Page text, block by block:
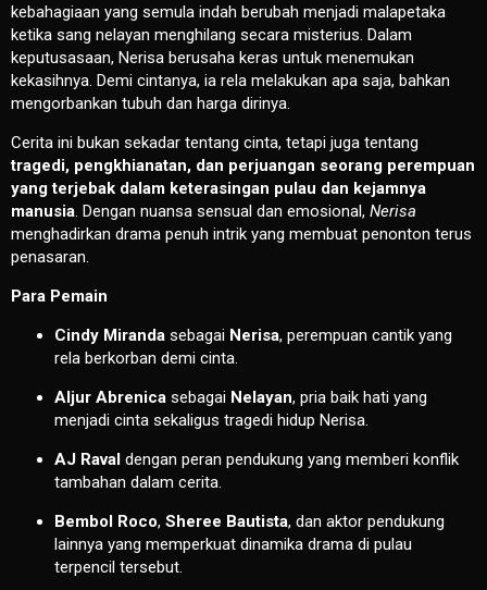
kebahagiaan yang semula indah berubah menjadi malapetaka
ketika sang nelayan menghilang secara misterius. Dalam
keputusasaan, Nerisa berusaha keras untuk menemukan
kekasihnya. Demi cintanya, ia rela melakukan apa saja, bahkan
mengorbankan tubuh dan harga dirinya.
Cerita ini bukan sekadar tentang cinta, tetapi juga tentang
tragedi, pengkhianatan, dan perjuangan seorang perempuan
yang terjebak dalam keterasingan pulau dan kejamnya
manusia. Dengan nuansa sensual dan emosional, Nerisa
menghadirkan drama penuh intrik yang membuat penonton terus
penasaran.
Para Pemain
Cindy Miranda sebagai Nerisa, perempuan cantik yang
rela berkorban demi cinta.
Aljur Abrenica sebagai Nelayan, pria baik hati yang
menjadi cinta sekaligus tragedi hidup Nerisa.
AJ Raval dengan peran pendukung yang memberi konflik
tambahan dalam cerita.
Bembol Roco, Sheree Bautista, dan aktor pendukung
lainnya yang memperkuat dinamika drama di pulau
terpencil tersebut.